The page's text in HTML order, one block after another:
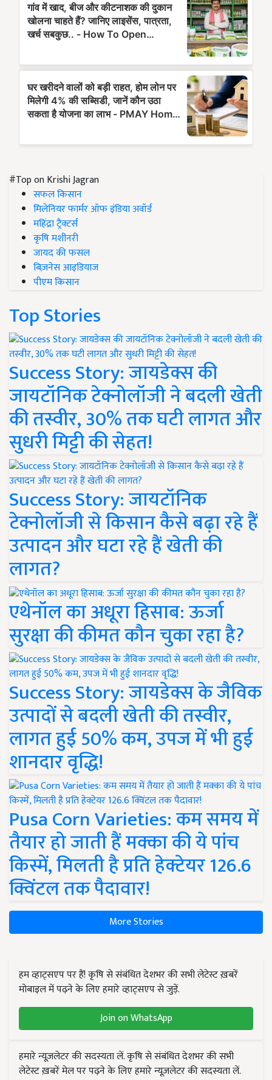
#Top on Krishi Jagran
सफल किसान
मिलेनियर फार्मर ऑफ इंडिया अवॉर्ड
महिंद्रा ट्रैक्टर्स
कृषि मशीनरी
जायद की फसल
बिज़नेस आइडियाज
पीएम किसान
Top Stories
Success Story: जायडेक्स की
जायटॉनिक टेक्नोलॉजी ने बदली खेती
की तस्वीर, 30% तक घटी लागत और
सुधरी मिट्टी की सेहत!
Success Story: जायटॉनिक
टेक्नोलॉजी से किसान कैसे बढ़ा रहे हैं
उत्पादन और घटा रहे हैं खेती की
लागत?
एथेनॉल का अधूरा हिसाब: ऊर्जा
सुरक्षा की कीमत कौन चुका रहा है?
Success Story: जायडेक्स के जैविक
उत्पादों से बदली खेती की तस्वीर,
लागत हुई 50% कम, उपज में भी हुई
शानदार वृद्धि!
Pusa Corn Varieties: कम समय में
तैयार हो जाती हैं मक्का की ये पांच
किस्में, मिलती है प्रति हेक्टेयर 126.6
क्विंटल तक पैदावार!
More Stories
हम व्हाट्सएप पर हैं! कृषि से संबंधित देशभर की सभी लेटेस्ट ख़बरें
मोबाइल में पढ़ने के लिए हमारे व्हाट्सएप से जुड़ें.
Join on WhatsApp
हमारे न्यूज़लेटर की सदस्यता लें. कृषि से संबंधित देशभर की सभी
लेटेस्ट ख़बरें मेल पर पढ़ने के लिए हमारे न्यूज़लेटर की सदस्यता लें.